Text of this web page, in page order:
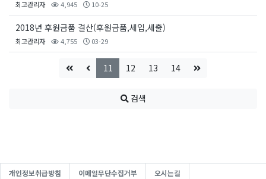
최고관리자 4,945 10-25
2018년 후원금품 결산(후원금품,세입,세출)
최고관리자 4,755 03-29
11 12 13 14
검색
개인정보취급방침 이메일무단수집거부 오시는길